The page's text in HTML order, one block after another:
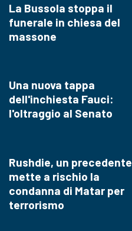
La Bussola stoppa il
funerale in chiesa del
massone
Una nuova tappa
dell'inchiesta Fauci:
l'oltraggio al Senato
Rushdie, un precedente
mette a rischio la
condanna di Matar per
terrorismo